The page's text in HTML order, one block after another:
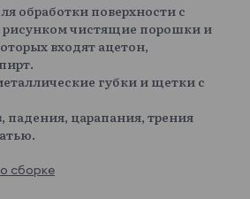
обработки поверхности с
рисунком чистящие порошки и
входят ацетон,
губки и щетки с
падения, царапания, трения
сборке